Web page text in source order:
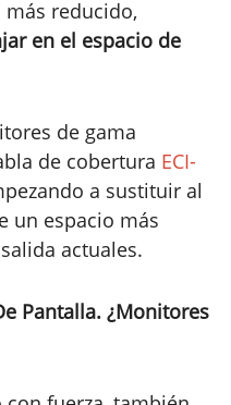
más reducido,
en el espacio de
de gama
de cobertura ECI-
a sustituir al
un espacio más
actuales.
Pantalla. ¿Monitores